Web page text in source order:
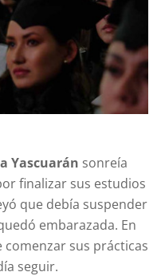
Yascuarán sonreía
finalizar sus estudios
que debía suspender
embarazada. En
sus prácticas
seguir.